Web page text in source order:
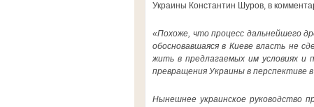
Украины Константин Шуров, в
«Похоже, что процесс дальнейшего
обосновавшаяся в Киеве власть не
жить в предлагаемых им условиях
превращения Украины в перспективе
Нынешнее украинское руководство